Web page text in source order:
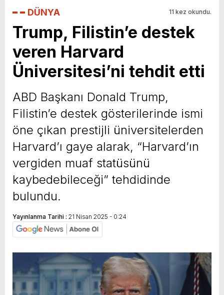
DÜNYA 11 kez okundu.
Trump, Filistin’e destek
veren Harvard
Üniversitesi’ni tehdit etti
ABD Başkanı Donald Trump,
Filistin’e destek gösterilerinde ismi
öne çıkan prestijli üniversitelerden
Harvard’ı gaye alarak, “Harvard’ın
vergiden muaf statüsünü
kaybedebileceği” tehdidinde
bulundu.
Yayınlanma Tarihi : 21 Nisan 2025 - 0:24